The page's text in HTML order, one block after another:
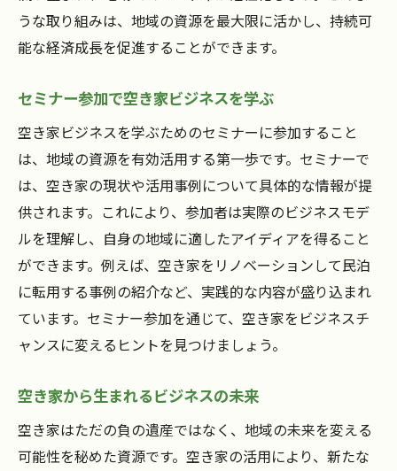
うな取り組みは、地域の資源を最大限に活かし、持続可
能な経済成長を促進することができます。
セミナー参加で空き家ビジネスを学ぶ
空き家ビジネスを学ぶためのセミナーに参加すること
は、地域の資源を有効活用する第一歩です。セミナーで
は、空き家の現状や活用事例について具体的な情報が提
供されます。これにより、参加者は実際のビジネスモデ
ルを理解し、自身の地域に適したアイディアを得ること
ができます。例えば、空き家をリノベーションして民泊
に転用する事例の紹介など、実践的な内容が盛り込まれ
ています。セミナー参加を通じて、空き家をビジネスチ
ャンスに変えるヒントを見つけましょう。
空き家から生まれるビジネスの未来
空き家はただの負の遺産ではなく、地域の未来を変える
可能性を秘めた資源です。空き家の活用により、新たな